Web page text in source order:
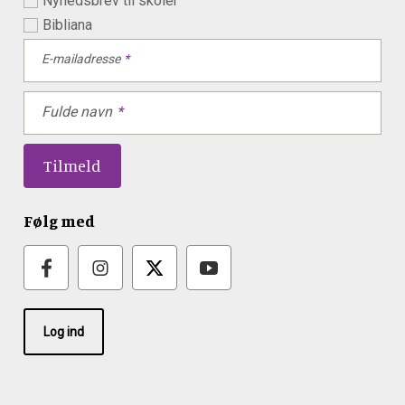
Bibliana
E-mailadresse
Fulde navn
Følg med
Log ind